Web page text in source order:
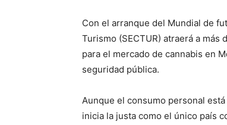
Con el arranque del Mundial de
Turismo (SECTUR) atraerá a
para el mercado de cannabis en
seguridad pública.
Aunque el consumo personal
inicia la justa como el único país